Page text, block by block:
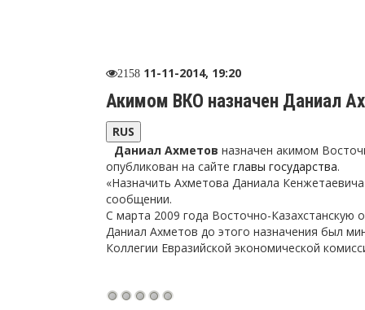
2158 11-11-2014, 19:20
Акимом ВКО назначен Даниал
RUS
Даниал Ахметов назначен акимом
опубликован на сайте главы государства.
«Назначить Ахметова Даниала
сообщении.
С марта 2009 года Восточно-Казахстанскую
Даниал Ахметов до этого назначения был
Коллегии Евразийской экономической